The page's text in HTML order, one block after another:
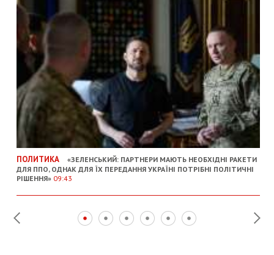
ПОЛИТИКА
«ЗЕЛЕНСЬКИЙ: ПАРТНЕРИ МАЮТЬ НЕОБХІДНІ РАКЕТИ
ДЛЯ ППО, ОДНАК ДЛЯ ЇХ ПЕРЕДАННЯ УКРАЇНІ ПОТРІБНІ ПОЛІТИЧНІ
РІШЕННЯ» 09:43